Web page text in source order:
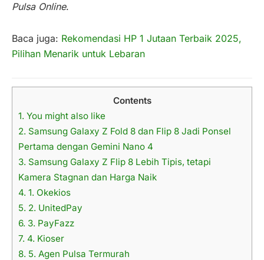
Pulsa Online.
Baca juga: Rekomendasi HP 1 Jutaan Terbaik 2025,
Pilihan Menarik untuk Lebaran
Contents
1. You might also like
2. Samsung Galaxy Z Fold 8 dan Flip 8 Jadi Ponsel
Pertama dengan Gemini Nano 4
3. Samsung Galaxy Z Flip 8 Lebih Tipis, tetapi
Kamera Stagnan dan Harga Naik
4. 1. Okekios
5. 2. UnitedPay
6. 3. PayFazz
7. 4. Kioser
8. 5. Agen Pulsa Termurah